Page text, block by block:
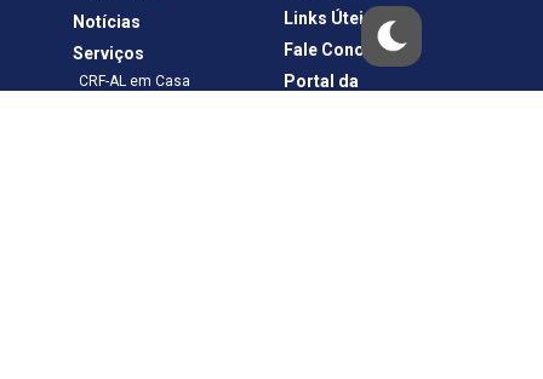
Notícias
Serviços
CRF-AL em Casa
Links Úteis
Fale Conosco
Portal da